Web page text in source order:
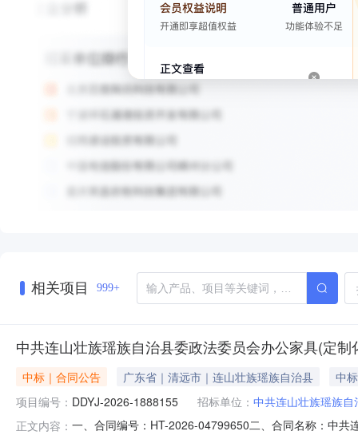
相关项目 999+
中共连山壮族瑶族自治县委政法委员会办公家具(定
中标｜合同公告 广东省｜清远市｜连山壮族瑶族自治县
中
项目编号： DDYJ-2026-1888155 招标单位： 中共连山壮族瑶族
正文内容： 一、合同编号：HT-2026-04799650二、合同名称：中